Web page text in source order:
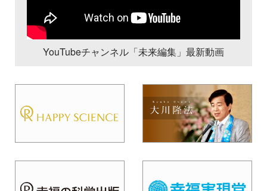
YouTubeチャンネル「未来編集」最新動画